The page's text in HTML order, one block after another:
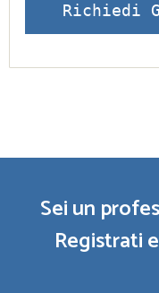
Richiedi
Sei un
Registrati